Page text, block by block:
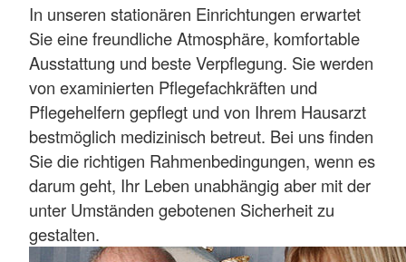
In unseren stationären Einrichtungen erwartet
Sie eine freundliche Atmosphäre, komfortable
Ausstattung und beste Verpflegung. Sie werden
von examinierten Pflegefachkräften und
Pflegehelfern gepflegt und von Ihrem Hausarzt
bestmöglich medizinisch betreut. Bei uns finden
Sie die richtigen Rahmenbedingungen, wenn es
darum geht, Ihr Leben unabhängig aber mit der
unter Umständen gebotenen Sicherheit zu
gestalten.